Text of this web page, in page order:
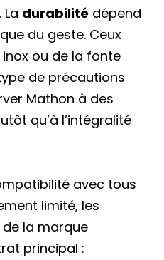
durabilité dépend
du geste. Ceux
ou de la fonte
de précautions
Mathon à des
qu’à l’intégralité
avec tous
limité, les
la marque
principal :